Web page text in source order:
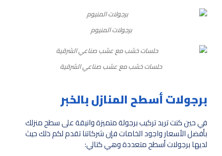
برجولات المنيوم
حلسات خشب مع عشب صناعي الشرقية
برجولات أسطح المنازل بالخبر
في حين كنت تريد تركيب برجولة متميزة وانيقة على سطح منزلك
بأفضل الأسعار واجود الخامات فإن شركاتنا تقدم لكم ذلك حيث
لديها برجولات أسطح متعددة وهي كتالي: